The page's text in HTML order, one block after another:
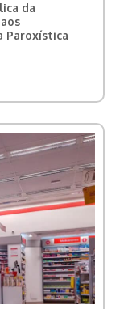
da
Paroxística